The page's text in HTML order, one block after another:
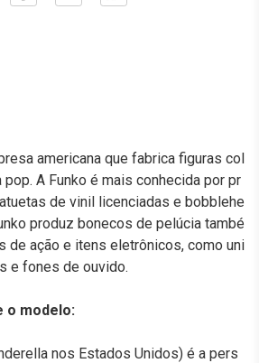
americana que fabrica figuras col
A Funko é mais conhecida por pr
de vinil licenciadas e bobblehe
produz bonecos de pelúcia també
de ação e itens eletrônicos, como uni
e fones de ouvido.
o modelo:
nos Estados Unidos) é a pers